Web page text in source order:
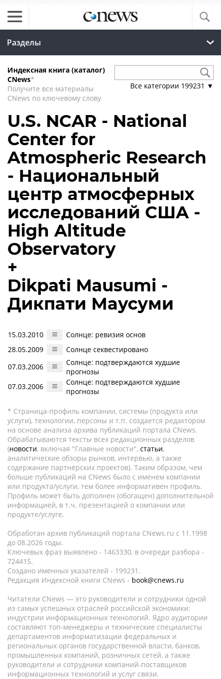
Разделы
Индексная книга (каталог)
CNews*
Получите все материалы
CNews по ключевому слову
Все категории 199231 ▼
U.S. NCAR - National
Center for
Atmospheric Research
- Национальный
центр атмосферных
исследований США -
High Altitude
Observatory
+
Dikpati Mausumi -
Дикпати Маусуми
15.03.2010
Солнце: ревизия основ
28.05.2009
Солнце секвестировано
07.03.2006
Солнце: подтверждаются худшие
прогнозы
07.03.2006
Солнце: подтверждаются худшие
прогнозы
* Страница-профиль компании, системы (продукта или
услуги), технологии, персоны и т.п. создается редактором
на основе анализа архива публикаций портала CNews.
Обрабатываются тексты всех редакционных разделов
(новости, включая "Главные новости", статьи,
аналитические обзоры рынков, интервью, а также
содержание партнёрских проектов). Таким образом, чем
больше публикаций на CNews было с именем компании
или продукта/услуги, тем более информативен профиль.
Профиль может быть дополнен (обогащен) дополнительной
информацией, в т.ч. презентацией о компании или
продукте/услуге.
Обработан архив публикаций портала CNews.ru c 11.1998
до 08.2026 годы.
Ключевых фраз выявлено - 1463330, в очереди разбора -
724415.
Создано именных указателей - 199231.
Редакция Индексной книги CNews - book@cnews.ru
Читатели CNews — это руководители и сотрудники одной
из самых успешных отраслей российской экономики:
индустрии информационных технологий. Ядро аудитории
составляют топ-менеджеры и технические специалисты
департаментов информатизации федеральных и
региональных органов государственной власти, банков,
промышленных компаний, розничных сетей, а также
руководители и сотрудники компаний-поставщиков
информационных технологий и услуг связи.